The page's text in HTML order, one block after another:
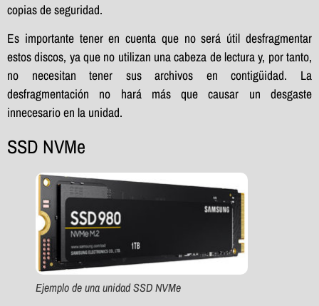
copias de seguridad.
Es importante tener en cuenta que no será útil desfragmentar
estos discos, ya que no utilizan una cabeza de lectura y, por tanto,
no necesitan tener sus archivos en contigüidad. La
desfragmentación no hará más que causar un desgaste
innecesario en la unidad.
SSD NVMe
Ejemplo de una unidad SSD NVMe